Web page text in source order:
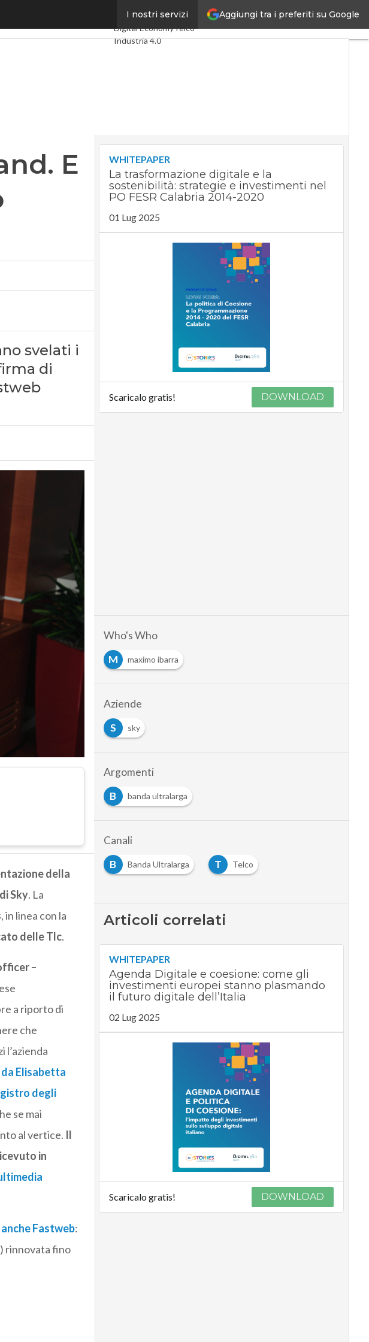
Aggiungi tra i preferiti su Google
I nostri servizi
Ultimi articoli
Digital EconomyTelco
Industria 4.0
E
svelati i
di
della
Sky. La
, in linea con la
delle Tlc.
–
a riporto di
che
l’azienda
Elisabetta
degli
se mai
al vertice. Il
in
Fastweb:
rinnovata fino
WHITEPAPER
La trasformazione digitale e la
sostenibilità: strategie e investimenti nel
PO FESR Calabria 2014-2020
01 Lug 2025
Scaricalo gratis! DOWNLOAD
Who's Who
M
maximo ibarra
Aziende
S
sky
Argomenti
B
banda ultralarga
Canali
B
Banda Ultralarga T Telco
Articoli correlati
WHITEPAPER
Agenda Digitale e coesione: come gli
investimenti europei stanno plasmando
il futuro digitale dell’Italia
02 Lug 2025
Scaricalo gratis! DOWNLOAD